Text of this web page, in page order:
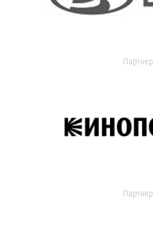
Партнер
Партнер